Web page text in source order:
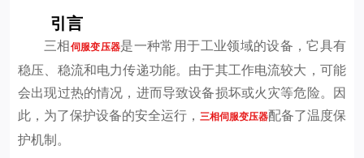
引言
三相伺服变压器是一种常用于工业领域的设备，它具有
稳压、稳流和电力传递功能。由于其工作电流较大，可能
会出现过热的情况，进而导致设备损坏或火灾等危险。因
此，为了保护设备的安全运行， 三相伺服变压器配备了温度保
护机制。